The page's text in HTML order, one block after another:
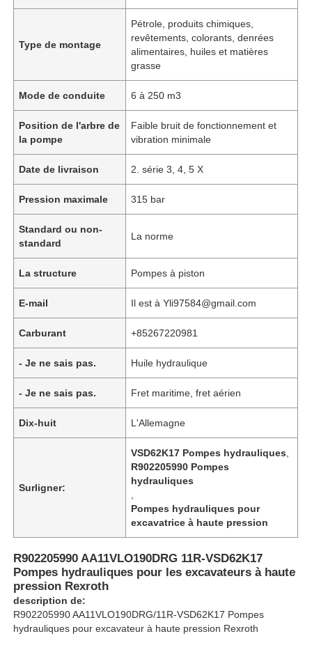
À la maison
Produits
Vidéos
Contrôle de qualité
Nous contacter
Type de montage
Pétrole, produits chimiques,
revêtements, colorants, denrées
alimentaires, huiles et matières
grasse
Mode de conduite 6 à 250 m3
Position de l'arbre de
la pompe
Faible bruit de fonctionnement et
vibration minimale
Date de livraison 2. série 3, 4, 5 X
Pression maximale 315 bar
Standard ou non-
standard
La norme
La structure Pompes à piston
E-mail Il est à Yli97584@gmail.com
Carburant +85267220981
- Je ne sais pas. Huile hydraulique
- Je ne sais pas. Fret maritime, fret aérien
Dix-huit L'Allemagne
Surligner:
VSD62K17 Pompes hydrauliques
R902205990 Pompes
hydrauliques
Pompes hydrauliques pour
excavatrice à haute pression
R902205990 AA11VLO190DRG 11R-VSD62K17
Pompes hydrauliques pour les excavateurs à haute
pression Rexroth
description de:
R902205990 AA11VLO190DRG/11R-VSD62K17 Pompes
hydrauliques pour excavateur à haute pression Rexroth